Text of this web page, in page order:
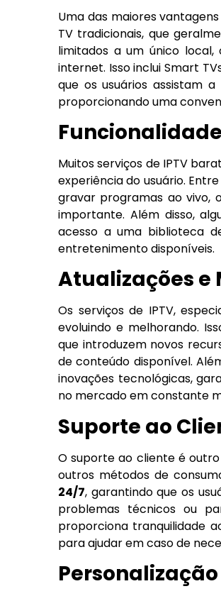
Uma das maiores
TV tradicionais, que
limitados a um único
internet. Isso inclui Smart
que os usuários assistam
proporcionando uma
Muitos serviços de IPTV
experiência do usuário.
gravar programas ao vivo,
importante. Além disso,
acesso a uma biblioteca
entretenimento disponíveis.
Atualizações e
Os serviços de IPTV,
evoluindo e melhorando.
que introduzem novos
de conteúdo disponível.
inovações tecnológicas,
no mercado em constante
Suporte ao
O suporte ao cliente é
outros métodos de
24/7, garantindo que os
problemas técnicos ou
proporciona tranquilidade
para ajudar em caso de